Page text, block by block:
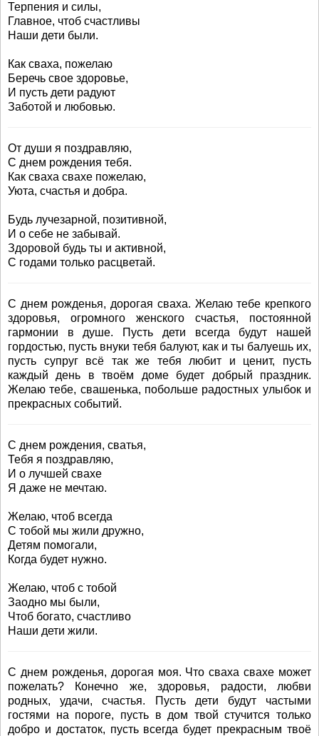
Терпения и силы,
Главное, чтоб счастливы
Наши дети были.
Как сваха, пожелаю
Беречь свое здоровье,
И пусть дети радуют
Заботой и любовью.
От души я поздравляю,
С днем рождения тебя.
Как сваха свахе пожелаю,
Уюта, счастья и добра.
Будь лучезарной, позитивной,
И о себе не забывай.
Здоровой будь ты и активной,
С годами только расцветай.
С днем рожденья, дорогая сваха. Желаю тебе крепкого
здоровья, огромного женского счастья, постоянной
гармонии в душе. Пусть дети всегда будут нашей
гордостью, пусть внуки тебя балуют, как и ты балуешь их,
пусть супруг всё так же тебя любит и ценит, пусть
каждый день в твоём доме будет добрый праздник.
Желаю тебе, свашенька, побольше радостных улыбок и
прекрасных событий.
С днем рождения, сватья,
Тебя я поздравляю,
И о лучшей свахе
Я даже не мечтаю.
Желаю, чтоб всегда
С тобой мы жили дружно,
Детям помогали,
Когда будет нужно.
Желаю, чтоб с тобой
Заодно мы были,
Чтоб богато, счастливо
Наши дети жили.
С днем рожденья, дорогая моя. Что сваха свахе может
пожелать? Конечно же, здоровья, радости, любви
родных, удачи, счастья. Пусть дети будут частыми
гостями на пороге, пусть в дом твой стучится только
добро и достаток, пусть всегда будет прекрасным твоё